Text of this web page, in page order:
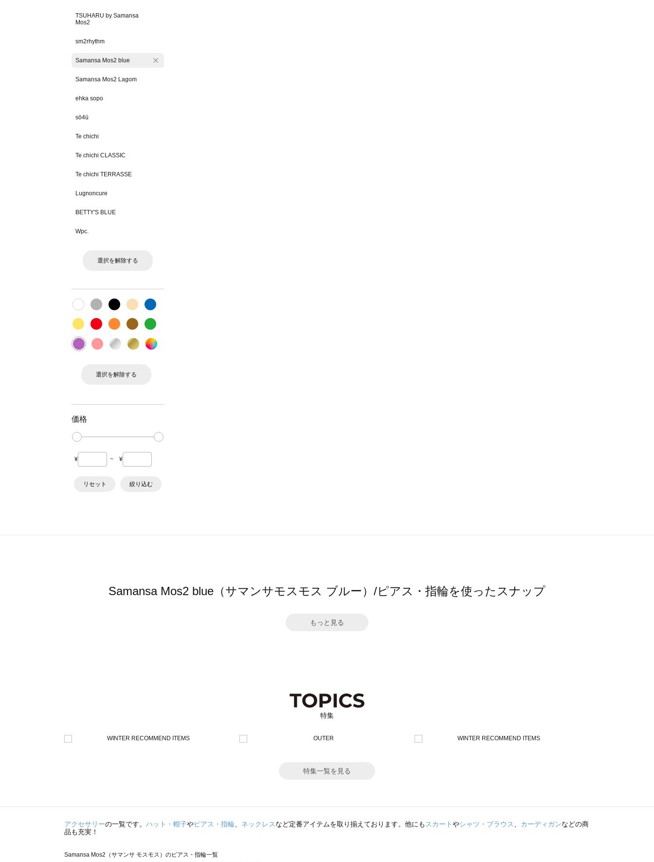
TSUHARU by Samansa
Mos2
sm2rhythm
Samansa Mos2 blue
Samansa Mos2 Lagom
ehka sopo
sō4ū
Te chichi
Te chichi CLASSIC
Te chichi TERRASSE
Lugnoncure
BETTY'S BLUE
Wpc.
選択を解除する
選択を解除する
価格
¥ ~ ¥
リセット 絞り込む
Samansa Mos2 blue（サマンサモスモス ブルー）/ピアス・指輪を使ったスナップ
もっと見る
特集
特集一覧を見る
アクセサリーの一覧です。 ハット・帽子やピアス・指輪 ネックレスなど定番アイテムを取り揃えております。他にも スカートやシャツ・ブラウス カーディガンなどの商
品も充実！
Samansa Mos2（サマンサ モスモス）のピアス・指輪一覧